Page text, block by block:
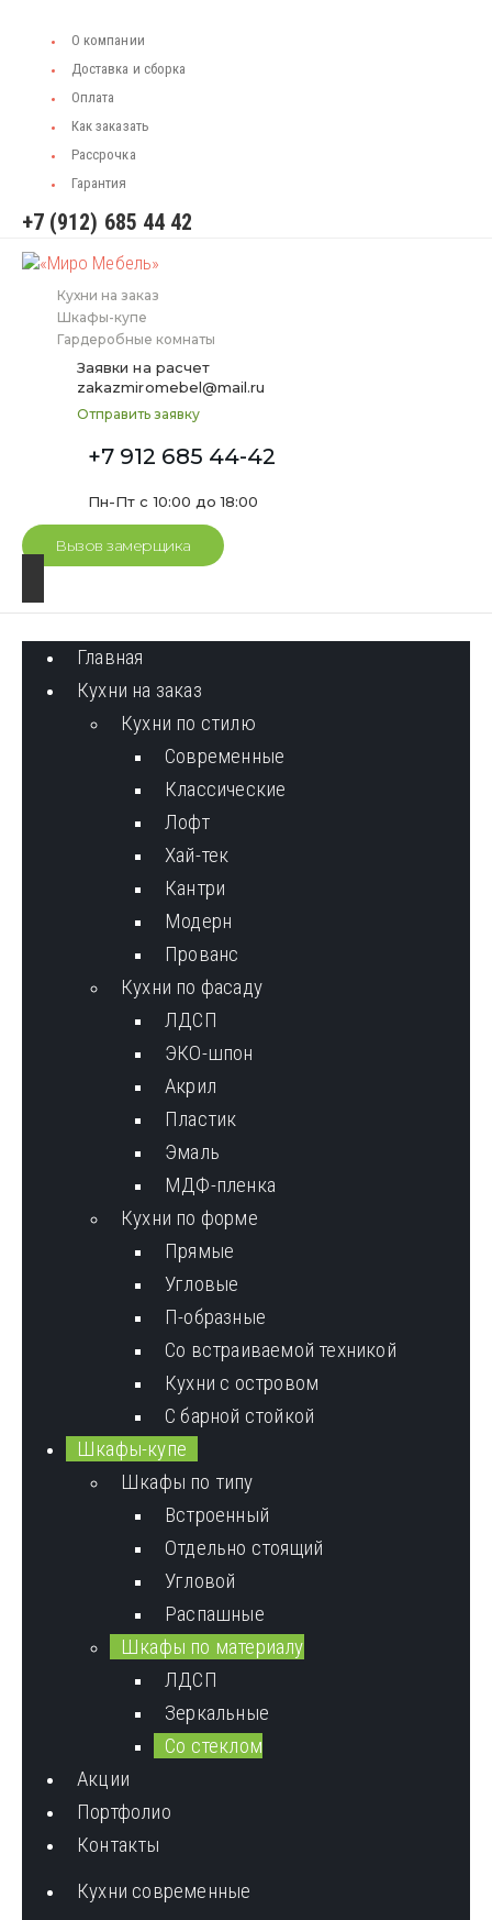
О компании
Доставка и сборка
Оплата
Как заказать
Рассрочка
Гарантия
+7 (912) 685 44 42
Кухни на заказ
Шкафы-купе
Гардеробные комнаты
Заявки на расчет
zakazmiromebel@mail.ru
Отправить заявку
+7 912 685 44-42
Пн-Пт с 10:00 до 18:00
Вызов замерщика
Главная
Кухни на заказ
Кухни по стилю
Cовременные
Классические
Лофт
Хай-тек
Кантри
Модерн
Прованс
Кухни по фасаду
ЛДСП
ЭКО-шпон
Акрил
Пластик
Эмаль
МДФ-пленка
Кухни по форме
Прямые
Угловые
П-образные
Со встраиваемой техникой
Кухни с островом
С барной стойкой
Шкафы-купе
Шкафы по типу
Встроенный
Отдельно стоящий
Угловой
Распашные
Шкафы по материалу
ЛДСП
Зеркальные
Со стеклом
Акции
Портфолио
Контакты
Кухни современные